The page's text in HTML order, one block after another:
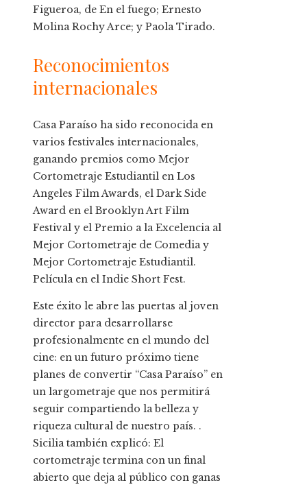
Figueroa, de En el fuego; Ernesto
Molina Rochy Arce; y Paola Tirado.
Reconocimientos
internacionales
Casa Paraíso ha sido reconocida en
varios festivales internacionales,
ganando premios como Mejor
Cortometraje Estudiantil en Los
Angeles Film Awards, el Dark Side
Award en el Brooklyn Art Film
Festival y el Premio a la Excelencia al
Mejor Cortometraje de Comedia y
Mejor Cortometraje Estudiantil.
Película en el Indie Short Fest.
Este éxito le abre las puertas al joven
director para desarrollarse
profesionalmente en el mundo del
cine: en un futuro próximo tiene
planes de convertir “Casa Paraíso” en
un largometraje que nos permitirá
seguir compartiendo la belleza y
riqueza cultural de nuestro país. .
Sicilia también explicó: El
cortometraje termina con un final
abierto que deja al público con ganas